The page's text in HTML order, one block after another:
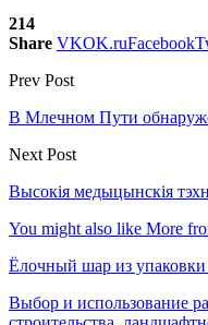
214
Share VKOK.ruFacebook
Prev Post
В Млечном Пути
Next Post
Высокія медыцынскія
You might also like More
Ёлочный шар из упаковки
Выбор и использование